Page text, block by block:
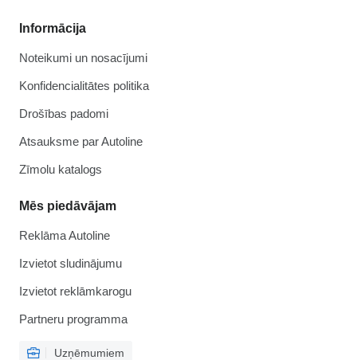
Informācija
Noteikumi un nosacījumi
Konfidencialitātes politika
Drošības padomi
Atsauksme par Autoline
Zīmolu katalogs
Mēs piedāvājam
Reklāma Autoline
Izvietot sludinājumu
Izvietot reklāmkarogu
Partneru programma
Uzņēmumiem